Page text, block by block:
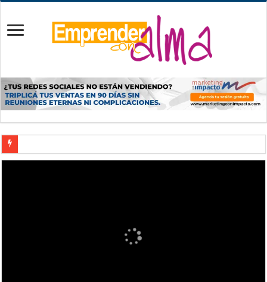
Sered Hosting: Análisis Completo, Opiniones y Precios